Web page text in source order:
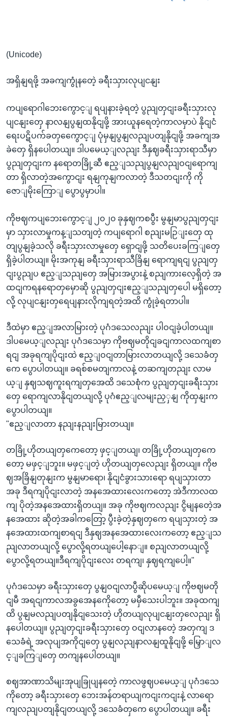
(Unicode)
အရှိနျရဖို့ အခကျကွုံနတေဲ့ ခရီးသှားလုပျငနျး
ကပျရောဂါဘေးကွောင့ျ ရပျနားခဲ့ရတဲ့ ပွညျတှငျးခရီးသှားလု
ပျငနျးတှေ နာလနျပွနျထနိုငျဖို့ အားယူနရေတဲ့ကာလမှာပဲ နိုငျငံ
ရေးပဋိပက်ခတှကွေောင့ျ ပုံမှနျပွနျလညျပတျနိုငျဖို့ အခကျအ
ခဲတှေ ရှိနပေါတယျ။ ဒါပမေယ့ျလညျး ဒီနှဈခရီးသှားရာသီမှာ
ပွညျတှငျးက နရောတခြို့ဆီ ဧည့ျသညျပွနျလညျဝငျရောကျ
တာ ရှိလာတဲ့အကွောငျး ရနျကုနျကလာတဲ့ ဒီသတငျးကို ကို
ဇောျမိုးကြောျ ပွောပွမှာပါ။
ကိုဗဈကပျဘေးကွောင့ျ ၂၀၂၀ ခုနှဈကစပွီး မွနျမာပွညျတှငျး
မှာ သှားလာမှုကန့ျသတျတဲ့ ကပျရောဂါ စညျးမဉြျးတှေ ထု
တျပွနျခဲ့သလို ခရီးသှားလာမှုတှေ ရှောငျဖို့ သတိပေးခကြျတှေ
ရှိခဲ့ပါတယျ။ မိုးအကုနျ ခရီးသှားရာသီခြိနျ ရောကျရငျ ပွညျတှ
ငျးပွညျပ ဧည့ျသညျတှေ အမြားအပွားနဲ့ စညျကားလေ့ရှိတဲ့ အ
ထငျကရနရောတှမှောဆို ပွညျတှငျးဧည့ျသညျတှပေါ မရှိတော့
လို့ လုပျငနျးတှရေပျနားလိုကျရတဲ့အထိ ကွုံခဲ့ရတာပါ။
ဒီထဲမှာ ဧည့ျအလာမြားတဲ့ ပုဂံဒသေလညျး ပါဝငျခဲ့ပါတယျ။
ဒါပမေယ့ျလညျး ပုဂံဒသေမှာ ကိုဗဈမတိုငျခငျကာလထကျစာ
ရငျ အခုရကျပိုငျးထဲ ဧည့ျဝငျတာမြားလာတယျလို့ ဒသေခံတှ
ကေ ပွောပါတယျ။ ခရစ်စမတျကာလနဲ့ တဆကျတညျး လာမ
ယ့ျ နှဈသဈကူးရကျတှအေထိ ဒသေစုံက ပွညျတှငျးခရီးသှား
တှေ ရောကျလာနိုငျတယျလို့ ပုဂံဧည့ျလမျးညှှနျ ကိုထှနျးက
ပွောပါတယျ။
"ဧည့ျလာတာ နညျးနညျးမြားတယျ။
တခြို့ဟိုတယျတှကေတော့ ဖှင့ျတယျ၊ တခြို့ဟိုတယျတှကေ
တော့ မဖှင့ျဘူး။ မဖှင့ျတဲ့ ဟိုတယျတှလေညျး ရှိတယျ။ ကိုဗ
ဈအခြိနျတုနျးက မွနျမာရော၊ နိုငျငံခွားသားရော ရပျသှားတာ
အခု ဒီရကျပိုငျးလာတဲ့ အနအေထားလေးကတော့ အဲဒီကာလထ
ကျ ပိုတဲ့အနအေထားရှိတယျ။ အခု ကိုဗဈကလညျး ငွိမျနတေဲ့အ
နအေထား ဆိုတဲ့အခါကတြော့ ပွီးခဲ့တဲ့နှဈတှကေ ရပျသှားတဲ့ အ
နအေထားထကျစာရငျ ဒီနှဈအနအေထားလေးကတော့ ဧည့ျသ
ညျလာတယျလို့ ပွောလို့ရတယျပေါ့နောျ။ စညျလာတယျလို့
ပွောလို့ရတယျ။ဒီရကျပိုငျးလေး တရကျ၊ နှဈရကျပေါ့။"
ပုဂံဒသေမှာ ခရီးသှားတှေ ပွနျဝငျလာပွီဆိုပမေယ့ျ ကိုဗဈမတို
ငျမီ အရငျကာလအခွအေနကေိုတော့ မမှီသေးပါဘူး။ အခုထကျ
ထိ ပွနျမလညျပတျနိုငျသေးတဲ့ ဟိုတယျလုပျငနျးတှလေညျး ရှိ
နပေါတယျ။ ပွညျတှငျးခရီးသှားတှေ ဝငျလာနတေဲ့ အတှကျ ဒ
သေခံရဲ့ အလုပျအကိုငျတှေ ပွနျလညျနာလနျထူနိုငျဖို့ မြှောျလ
င့ျခကြျတှေ တကျနပေါတယျ။
စဈအာဏာသိမျးအုပျခြုပျနတေဲ့ ကာလဖွဈပမေယ့ျ ပုဂံဒသေ
ကိုတော့ ခရီးသှားတှေ ဘေးအန်တရာယျကငျးကငျးနဲ့ လာရော
ကျလညျပတျနိုငျတယျလို့ ဒသေခံတှကေ ပွောပါတယျ။ ခရီး